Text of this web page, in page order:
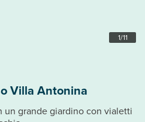
1/11
Villa Antonina
un grande giardino con vialetti